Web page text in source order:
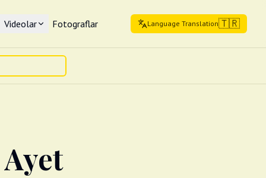
Videolar Fotograflar Language Translation🇹🇷
Ayet